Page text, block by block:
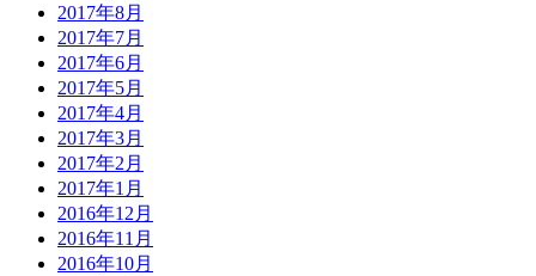
2017年8月
2017年7月
2017年6月
2017年5月
2017年4月
2017年3月
2017年2月
2017年1月
2016年12月
2016年11月
2016年10月